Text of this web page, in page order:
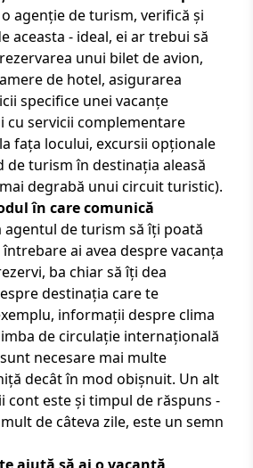
agenție de turism, verifică și
aceasta - ideal, ei ar trebui să
unui bilet de avion,
de hotel, asigurarea
specifice unei vacanțe
cu servicii complementare
fața locului, excursii opționale
de turism în destinația aleasă
degrabă unui circuit turistic).
în care comunică
agentul de turism să îți poată
ai avea despre vacanța
ba chiar să îți dea
destinația care te
informații despre clima
de circulație internațională
necesare mai multe
decât în mod obișnuit. Un alt
cont este și timpul de răspuns -
de câteva zile, este un semn